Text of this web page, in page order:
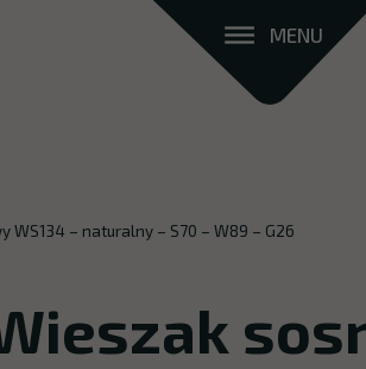
MENU
WS134 – naturalny – S70 – W89 – G26